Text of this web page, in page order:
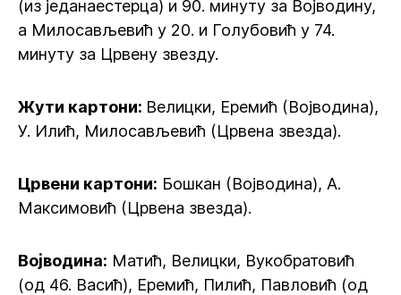
(из једанаестерца) и 90. минуту за Војводину,
а Милосављевић у 20. и Голубовић у 74.
минуту за Црвену звезду.
Жути картони: Велицки, Еремић (Војводина),
У. Илић, Милосављевић (Црвена звезда).
Црвени картони: Бошкан (Војводина), А.
Максимовић (Црвена звезда).
Војводина: Матић, Велицки, Вукобратовић
(од 46. Васић), Еремић, Пилић, Павловић (од